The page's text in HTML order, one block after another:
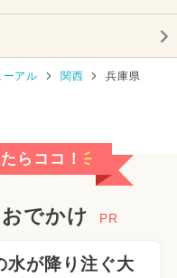
アル 関西 兵庫県
らココ！
でかけ PR
水が降り注ぐ大